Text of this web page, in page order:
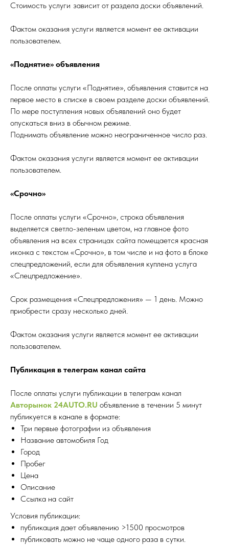
Стоимость услуги зависит от раздела доски объявлений.
Фактом оказания услуги является момент ее активации
пользователем.
«Поднятие» объявления
После оплаты услуги «Поднятие», объявления ставится на
первое место в списке в своем разделе доски объявлений.
По мере поступления новых объявлений оно будет
опускаться вниз в обычном режиме.
Поднимать объявление можно неограниченное число раз.
Фактом оказания услуги является момент ее активации
пользователем.
«Срочно»
После оплаты услуги «Срочно», строка объявления
выделяется светло-зеленым цветом, на главное фото
объявления на всех страницах сайта помещается красная
иконка с текстом «Срочно», в том числе и на фото в блоке
спецпредложений, если для объявления куплена услуга
«Спецпредложение».
Срок размещения «Спецпредложения» — 1 день. Можно
приобрести сразу несколько дней.
Фактом оказания услуги является момент ее активации
пользователем.
Публикация в телеграм канал сайта
После оплаты услуги публикации в телеграм канал
Авторынок 24AUTO.RU объявление в течении 5 минут
публикуется в канале в формате:
Три первые фотографии из объявления
Название автомобиля Год
Город
Пробег
Цена
Описание
Ссылка на сайт
Условия публикации:
публикация дает объявлению >1500 просмотров
публиковать можно не чаще одного раза в сутки.